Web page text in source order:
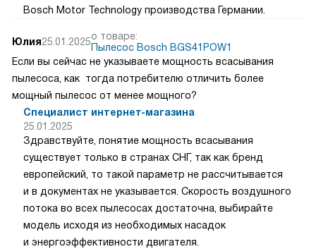
Bosch Motor Technology производства Германии.
Юлия25.01.2025о товаре:
Пылесос Bosch BGS41POW1
Если вы сейчас не указываете мощность всасывания
пылесоса, как тогда потребителю отличить более
мощный пылесос от менее мощного?
Специалист интернет-магазина
25.01.2025
Здравствуйте, понятие мощность всасывания
существует только в странах СНГ, так как бренд
европейский, то такой параметр не рассчитывается
и в документах не указывается. Скорость воздушного
потока во всех пылесосах достаточна, выбирайте
модель исходя из необходимых насадок
и энергоэффективности двигателя.